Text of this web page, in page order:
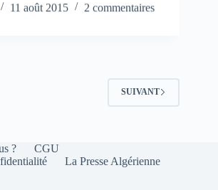
11 août 2015 2 commentaires
SUIVANT
?
CGU
La Presse Algérienne